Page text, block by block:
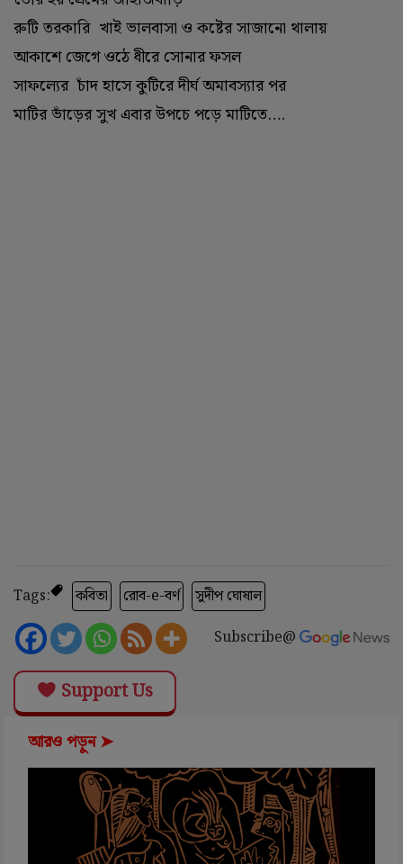
রুটি তরকারি খাই ভালবাসা ও কষ্টের সাজানো থালায়
আকাশে জেগে ওঠে ধীরে সোনার ফসল
সাফল্যের চাঁদ হাসে কুটিরে দীর্ঘ অমাবস্যার পর
মাটির ভাঁড়ের সুখ এবার উপচে পড়ে মাটিতে….
Tags: কবিতা রোব-e-বর্ণ
সুদীপ ঘোষাল
Subscribe@
Support Us
আরও পড়ুন ➤